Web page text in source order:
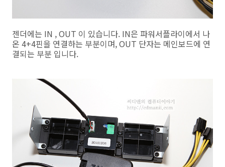
젠더에는 IN , OUT 이 있습니다. IN은 파워서플라이에서 나
온 4+4핀을 연결하는 부분이며, OUT 단자는 메인보드에 연
결되는 부분 입니다.